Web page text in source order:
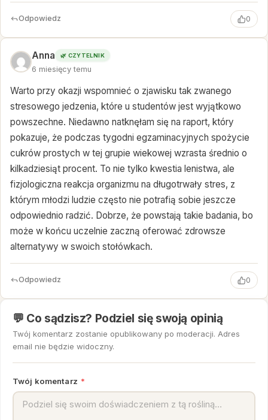
Odpowiedz 0
Anna 🌿 CZYTELNIK
6 miesięcy temu
Warto przy okazji wspomnieć o zjawisku tak zwanego
stresowego jedzenia, które u studentów jest wyjątkowo
powszechne. Niedawno natknęłam się na raport, który
pokazuje, że podczas tygodni egzaminacyjnych spożycie
cukrów prostych w tej grupie wiekowej wzrasta średnio o
kilkadziesiąt procent. To nie tylko kwestia lenistwa, ale
fizjologiczna reakcja organizmu na długotrwały stres, z
którym młodzi ludzie często nie potrafią sobie jeszcze
odpowiednio radzić. Dobrze, że powstają takie badania, bo
może w końcu uczelnie zaczną oferować zdrowsze
alternatywy w swoich stołówkach.
Odpowiedz 0
💬 Co sądzisz? Podziel się swoją opinią
Twój komentarz zostanie opublikowany po moderacji. Adres
email nie będzie widoczny.
Twój komentarz *